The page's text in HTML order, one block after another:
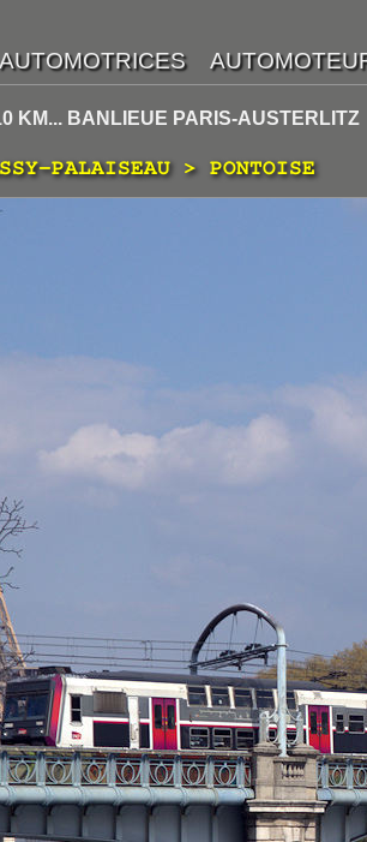
KM... BANLIEUE PARIS-AUSTERLITZ
PALAISEAU > PONTOISE